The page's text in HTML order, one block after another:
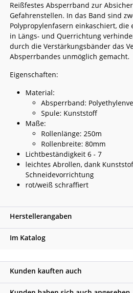
Reißfestes Absperrband zur
Gefahrenstellen. In das Band sind
Polypropylenfasern einkaschiert, die
in Längs- und Querrichtung
durch die Verstärkungsbänder das
Absperrbandes unmöglich gemacht.
Eigenschaften:
Material:
Absperrband:
Spule: Kunststoff
Maße:
Rollenlänge: 250m
Rollenbreite: 80mm
Lichtbeständigkeit 6 - 7
leichtes Abrollen, dank
Schneidevorrichtung
rot/weiß schraffiert
Herstellerangaben
Im Katalog
Kunden kauften auch